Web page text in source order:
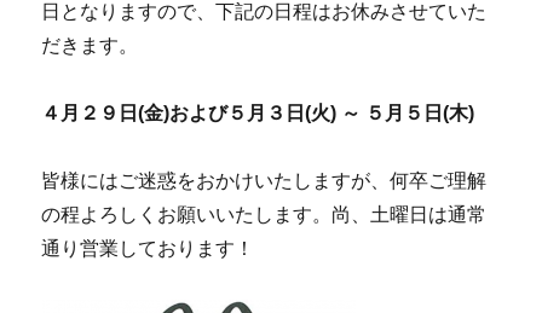
日となりますので、下記の日程はお休みさせていた
だきます。
４月２９日(金)および５月３日(火) ～ ５月５日(木)
皆様にはご迷惑をおかけいたしますが、何卒ご理解
の程よろしくお願いいたします。尚、土曜日は通常
通り営業しております！